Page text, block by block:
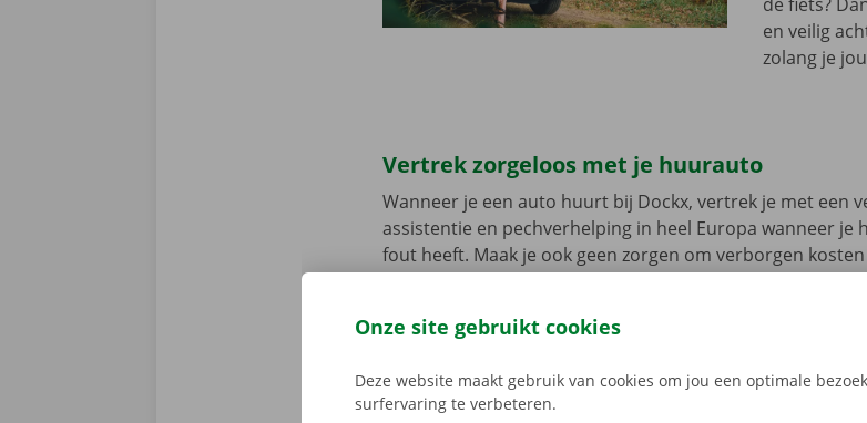
en veilig
zolang je
Vertrek zorgeloos met je huurauto
Wanneer je een auto huurt bij Dockx, vertrek je met een
assistentie en pechverhelping in heel Europa wanneer je
fout heeft. Maak je ook geen zorgen om verborgen
Onze site gebruikt cookies
Deze website maakt gebruik van cookies om jou een optimale
surfervaring te verbeteren.